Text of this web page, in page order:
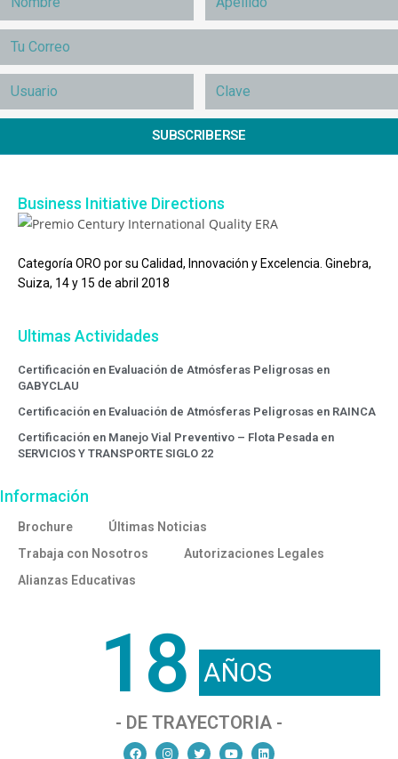
SUBSCRIBERSE
Business Initiative Directions
Categoría ORO por su Calidad, Innovación y Excelencia. Ginebra,
Suiza, 14 y 15 de abril 2018
Ultimas Actividades
Certificación en Evaluación de Atmósferas Peligrosas en
GABYCLAU
Certificación en Evaluación de Atmósferas Peligrosas en RAINCA
Certificación en Manejo Vial Preventivo – Flota Pesada en
SERVICIOS Y TRANSPORTE SIGLO 22
Información
Brochure
Últimas Noticias
Trabaja con Nosotros
Autorizaciones Legales
Alianzas Educativas
18 AÑOS
- DE TRAYECTORIA -